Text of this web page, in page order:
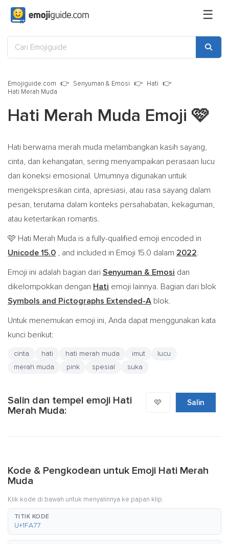
☰
Emojiguide.com Senyuman & Emosi
Hati
Hati Merah Muda
Hati Merah Muda Emoji 🩷
Hati berwarna merah muda melambangkan kasih sayang,
cinta, dan kehangatan, sering menyampaikan perasaan lucu
dan koneksi emosional. Umumnya digunakan untuk
mengekspresikan cinta, apresiasi, atau rasa sayang dalam
pesan, terutama dalam konteks persahabatan, kekaguman,
atau ketertarikan romantis.
🩷 Hati Merah Muda is a fully-qualified emoji encoded in
Unicode 15.0 , and included in Emoji 15.0 dalam 2022.
Emoji ini adalah bagian dari Senyuman & Emosi dan
dikelompokkan dengan Hati emoji lainnya. Bagian dari blok
Symbols and Pictographs Extended-A blok.
Untuk menemukan emoji ini, Anda dapat menggunakan kata
kunci berikut:
cinta hati hati merah muda imut
lucu
merah muda
pink spesial suka
Salin dan tempel emoji Hati
Merah Muda:
🩷 Salin
Kode & Pengkodean untuk Emoji Hati Merah
Muda
Klik kode di bawah untuk menyalinnya ke papan klip.
TITIK KODE
U+1FA77